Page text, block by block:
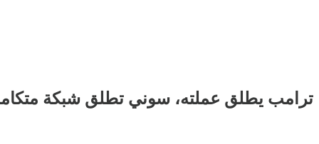
ترامب يطلق عملته، سوني تطلق شبكة